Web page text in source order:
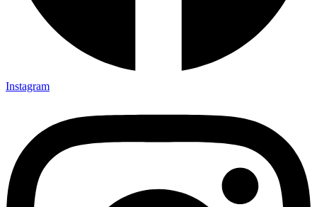
Instagram